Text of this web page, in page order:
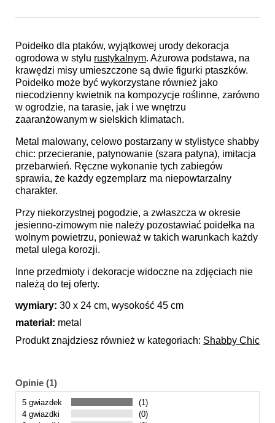
Poidełko dla ptaków, wyjątkowej urody dekoracja
ogrodowa w stylu rustykalnym. Ażurowa podstawa, na
krawędzi misy umieszczone są dwie figurki ptaszków.
Poidełko może być wykorzystane również jako
niecodzienny kwietnik na kompozycje roślinne, zarówno
w ogrodzie, na tarasie, jak i we wnętrzu
zaaranżowanym w sielskich klimatach.
Metal malowany, celowo postarzany w stylistyce shabby
chic: przecieranie, patynowanie (szara patyna), imitacja
przebarwień. Ręczne wykonanie tych zabiegów
sprawia, że każdy egzemplarz ma niepowtarzalny
charakter.
Przy niekorzystnej pogodzie, a zwłaszcza w okresie
jesienno-zimowym nie należy pozostawiać poidełka na
wolnym powietrzu, ponieważ w takich warunkach każdy
metal ulega korozji.
Inne przedmioty i dekoracje widoczne na zdjęciach nie
należą do tej oferty.
wymiary: 30 x 24 cm, wysokość 45 cm
materiał: metal
Produkt znajdziesz również w kategoriach: Shabby Chic
Opinie (1)
5 gwiazdek
(1)
4 gwiazdki
(0)